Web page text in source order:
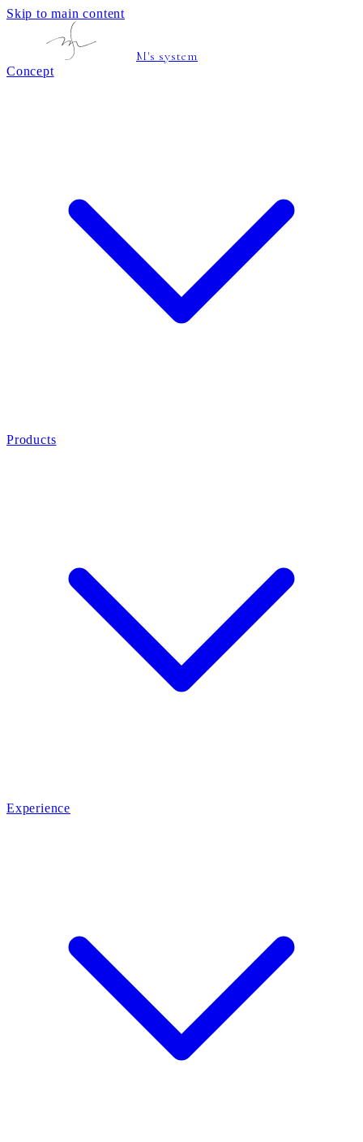
Skip to main content
M's system
Concept
Products
Experience